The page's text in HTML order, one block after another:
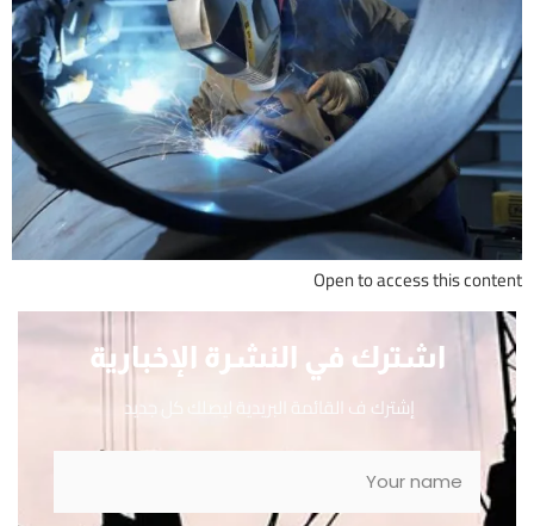
Open to access this content
اشترك في النشرة الإخبارية
إشترك ف القائمة البريدية ليصلك كل جديد